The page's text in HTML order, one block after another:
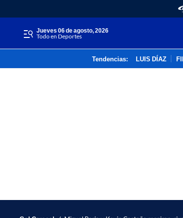
jueves 06 de agosto, 2026
Todo en Deportes
Tendencias: LUIS DÍAZ